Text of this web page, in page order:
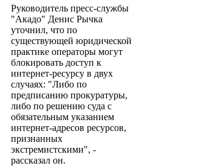
Руководитель пресс-службы
"Акадо" Денис Рычка
уточнил, что по
существующей юридической
практике операторы могут
блокировать доступ к
интернет-ресурсу в двух
случаях: "Либо по
предписанию прокуратуры,
либо по решению суда с
обязательным указанием
интернет-адресов ресурсов,
признанных
экстремистскими", -
рассказал он.